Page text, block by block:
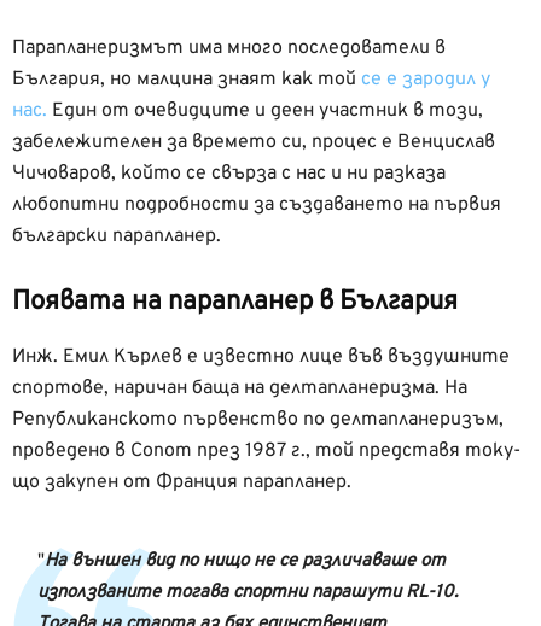
Парапланеризмът има много последователи в
България, но малцина знаят как той се е зародил у
нас. Един от очевидците и деен участник в този,
забележителен за времето си, процес е Венцислав
Чичоваров, който се свърза с нас и ни разказа
любопитни подробности за създаването на първия
български парапланер.
Появата на парапланер в България
Инж. Емил Кърлев е известно лице във въздушните
спортове, наричан баща на делтапланеризма. На
Републиканското първенство по делтапланеризъм,
проведено в Сопот през 1987 г., той представя току-
що закупен от Франция парапланер.
На външен вид по нищо не се различаваше от
използваните тогава спортни парашути RL-10.